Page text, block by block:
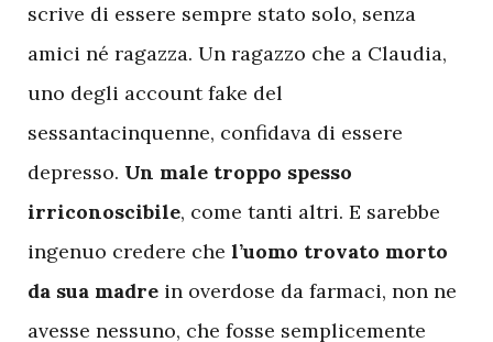
scrive di essere sempre stato solo, senza
amici né ragazza. Un ragazzo che a Claudia,
uno degli account fake del
sessantacinquenne, confidava di essere
depresso. Un male troppo spesso
irriconoscibile, come tanti altri. E sarebbe
ingenuo credere che l’uomo trovato morto
da sua madre in overdose da farmaci, non ne
avesse nessuno, che fosse semplicemente